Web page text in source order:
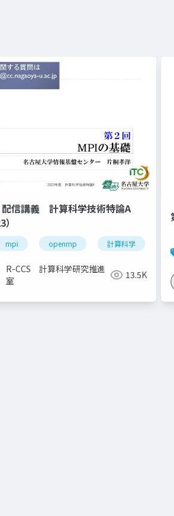
配信講義 計算科学技術特論A
）
mpi openmp 計算科学
R-CCS 計算科学研究推進
室
13.5K